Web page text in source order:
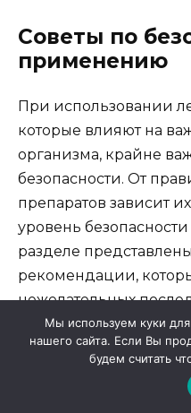
Советы по
применению
При использовании
которые влияют на
организма, крайне
безопасности. От
препаратов зависит
уровень
разделе
рекомендации,
нежелательных
использовать
медикаментов.
Основные
Мы используем куки
нашего сайта. Если Вы
будем считать